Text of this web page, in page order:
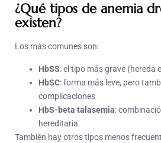
¿Qué tipos de anemia
existen?
Los más comunes son:
HbSS: el tipo más grave (hereda
HbSC: forma más leve, pero
complicaciones
HbS-beta talasemia:
hereditaria
También hay otros tipos menos